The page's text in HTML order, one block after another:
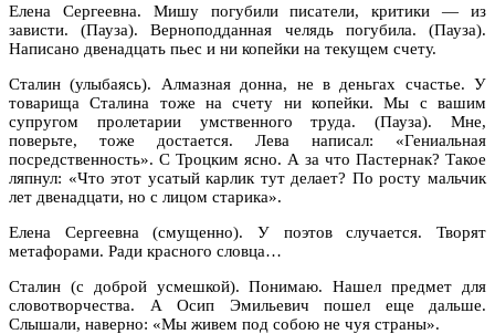
Елена Сергеевна. Мишу погубили писатели, критики — из
зависти. (Пауза). Верноподданная челядь погубила. (Пауза).
Написано двенадцать пьес и ни копейки на текущем счету.
Сталин (улыбаясь). Алмазная донна, не в деньгах счастье. У
товарища Сталина тоже на счету ни копейки. Мы с вашим
супругом пролетарии умственного труда. (Пауза). Мне,
поверьте, тоже достается. Лева написал: «Гениальная
посредственность». С Троцким ясно. А за что Пастернак? Такое
ляпнул: «Что этот усатый карлик тут делает? По росту мальчик
лет двенадцати, но с лицом старика».
Елена Сергеевна (смущенно). У поэтов случается. Творят
метафорами. Ради красного словца…
Сталин (с доброй усмешкой). Понимаю. Нашел предмет для
словотворчества. А Осип Эмильевич пошел еще дальше.
Слышали, наверно: «Мы живем под собою не чуя страны».